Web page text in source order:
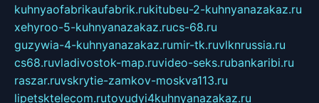
kuhnyaofabrikaufabrik.rukitubeu-2-kuhnyanazakaz.ru
xehyroo-5-kuhnyanazakaz.rucs-68.ru
guzywia-4-kuhnyanazakaz.rumir-tk.ruvlknrussia.ru
cs68.ruvladivostok-map.ruvideo-seks.rubankaribi.ru
raszar.ruvskrytie-zamkov-moskva113.ru
lipetsktelecom.rutovudyi4kuhnyanazakaz.ru